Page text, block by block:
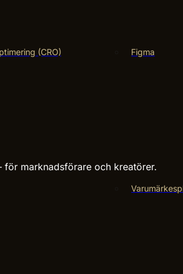
(CRO) Figma
marknadsförare och kreatörer.